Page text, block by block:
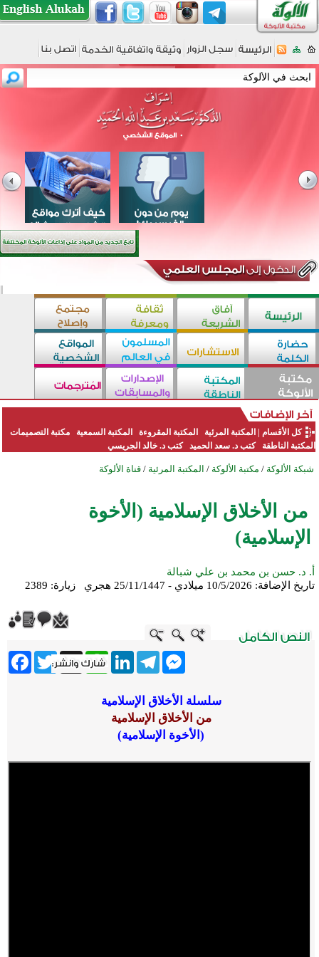
كل الأقسام المكتبة المرئية المكتبة المقروءة المكتبة السمعية
مكتبة التصميمات
المكتبة الناطقة
كتب د. سعد الحميد كتب د. خالد الجريسي
شبكة الألوكة / مكتبة الألوكة / المكتبة المرئية / قناة الألوكة
من الأخلاق الإسلامية (الأخوة
الإسلامية)
أ. د. حسن بن محمد بن علي شبالة
تاريخ الإضافة: 10/5/2026 ميلادي - 25/11/1447 هجري زيارة: 2389
Twitter X
WhatsApp
LinkedInTelegram
Messenger
سلسلة الأخلاق الإسلامية
من الأخلاق الإسلامية
(الأخوة الإسلامية)